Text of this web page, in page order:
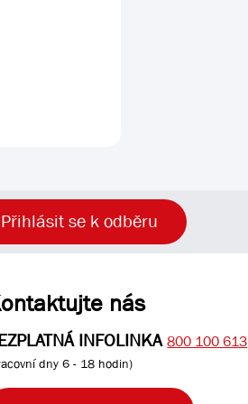
Přihlásit se k odběru
nás
INFOLINKA 800 100 613
dny 6 - 18 hodin)